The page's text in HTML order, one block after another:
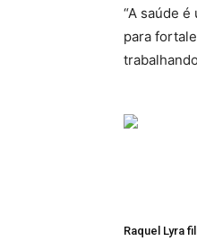
“A saúde
para
Raquel Lyra